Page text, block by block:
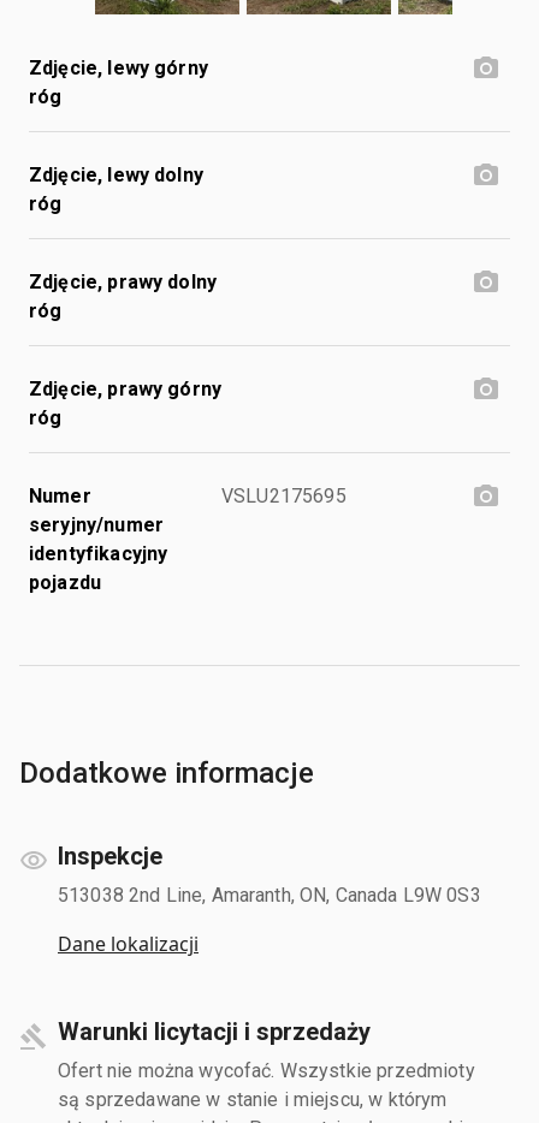
Zdjęcie, lewy górny
róg
Zdjęcie, lewy dolny
róg
Zdjęcie, prawy dolny
róg
Zdjęcie, prawy górny
róg
Numer
seryjny/numer
identyfikacyjny
pojazdu
VSLU2175695
Dodatkowe informacje
Inspekcje
513038 2nd Line, Amaranth, ON, Canada L9W 0S3
Dane lokalizacji
Warunki licytacji i sprzedaży
Ofert nie można wycofać. Wszystkie przedmioty
są sprzedawane w stanie i miejscu, w którym